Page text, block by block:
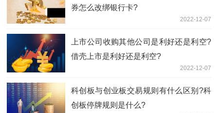
券怎么改绑银行卡?
2022-12-07
上市公司收购其他公司是利好还是利空?
借壳上市是利好还是利空?
2022-12-07
科创板与创业板交易规则有什么区别?科
创板停牌规则是什么?